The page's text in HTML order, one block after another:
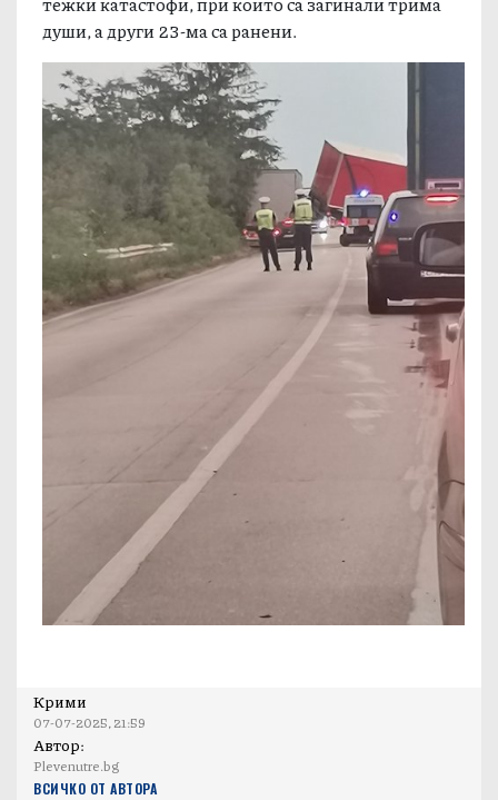
Крими
07-07-2025, 21:59
Автор:
Plevenutre.bg
ВСИЧКО ОТ АВТОРА
души, а други 23-ма са ранени.